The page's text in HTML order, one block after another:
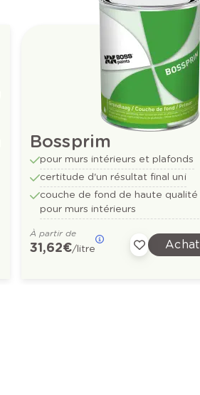
Bossprim
pour murs intérieurs et plafonds
certitude d'un résultat final uni
couche de fond de haute qualité
pour murs intérieurs
À partir de
31,62 €/litre Achat